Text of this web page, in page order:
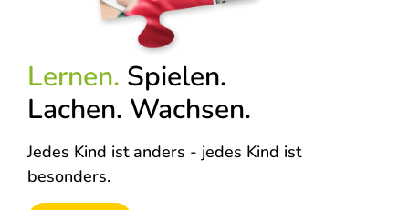
Lernen. Spielen.
Lachen. Wachsen.
Jedes Kind ist anders - jedes Kind ist
besonders.